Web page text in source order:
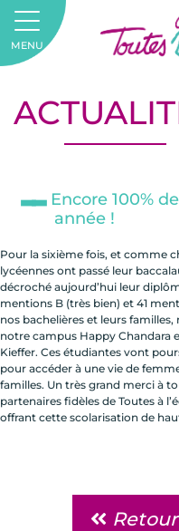
Encore 100%
année !
Pour la sixième fois, et comme
lycéennes ont passé leur
décroché aujourd’hui leur
mentions B (très bien) et 41
nos bachelières et leurs
notre campus Happy Chandara
Kieffer. Ces étudiantes vont
pour accéder à une vie de
familles. Un très grand merci à
partenaires fidèles de Toutes à
offrant cette scolarisation de
MENU